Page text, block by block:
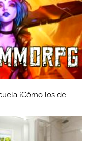
¡Cómo los de